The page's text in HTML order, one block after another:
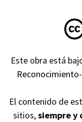
Este obra está
El contenido de
sitios,siempre y